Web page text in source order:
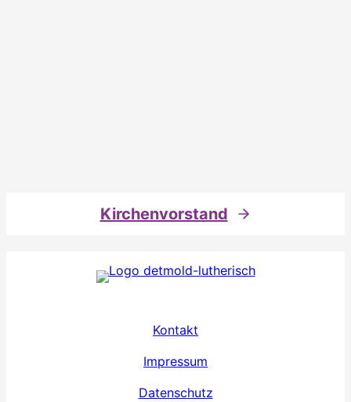
Kirchenvorstand
Kontakt
Impressum
Datenschutz